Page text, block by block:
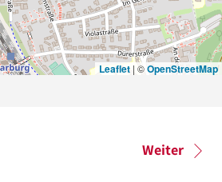
Leaflet | ©OpenStreetMap
Weiter